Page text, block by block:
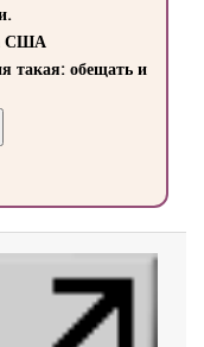
США
такая: обещать и